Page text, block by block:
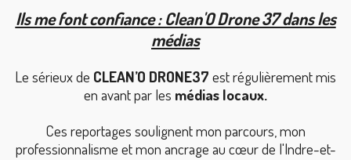
Ils me font confiance : Clean'O Drone 37 dans les
médias
Le sérieux de CLEAN’O DRONE37 est régulièrement mis
en avant par les médias locaux.
Ces reportages soulignent mon parcours, mon
professionnalisme et mon ancrage au cœur de l'Indre-et-